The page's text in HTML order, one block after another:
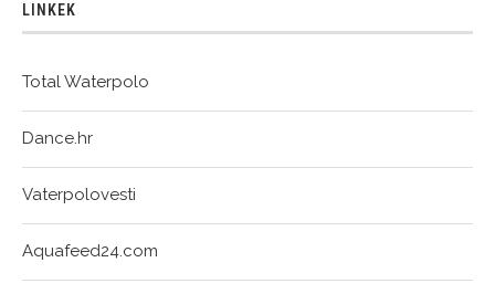
LINKEK
Total Waterpolo
Dance.hr
Vaterpolovesti
Aquafeed24.com